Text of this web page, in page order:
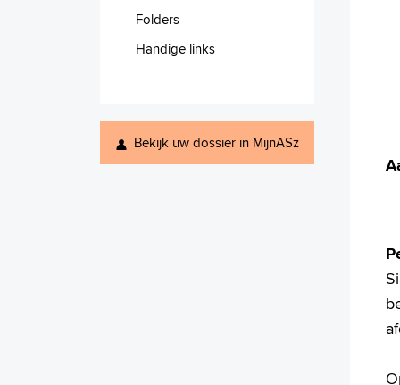
Folders
Handige links
Bekijk uw dossier in MijnASz